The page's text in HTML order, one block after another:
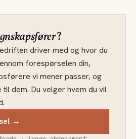
?
driver med og hvor du
forespørselen din,
vi mener passer, og
dem. Du velger hvem du vil
→